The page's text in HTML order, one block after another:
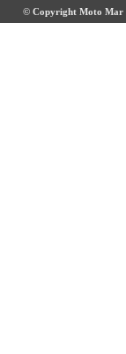
© Copyright Moto Mar